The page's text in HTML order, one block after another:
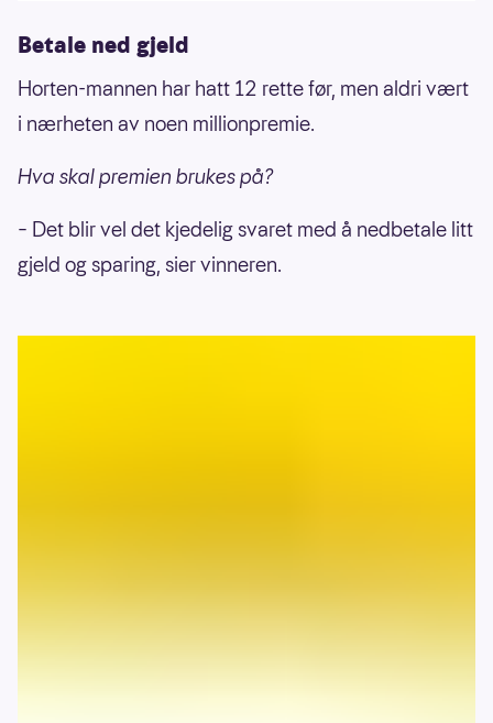
Betale ned gjeld
Horten-mannen har hatt 12 rette før, men aldri vært
i nærheten av noen millionpremie.
Hva skal premien brukes på?
– Det blir vel det kjedelig svaret med å nedbetale litt
gjeld og sparing, sier vinneren.